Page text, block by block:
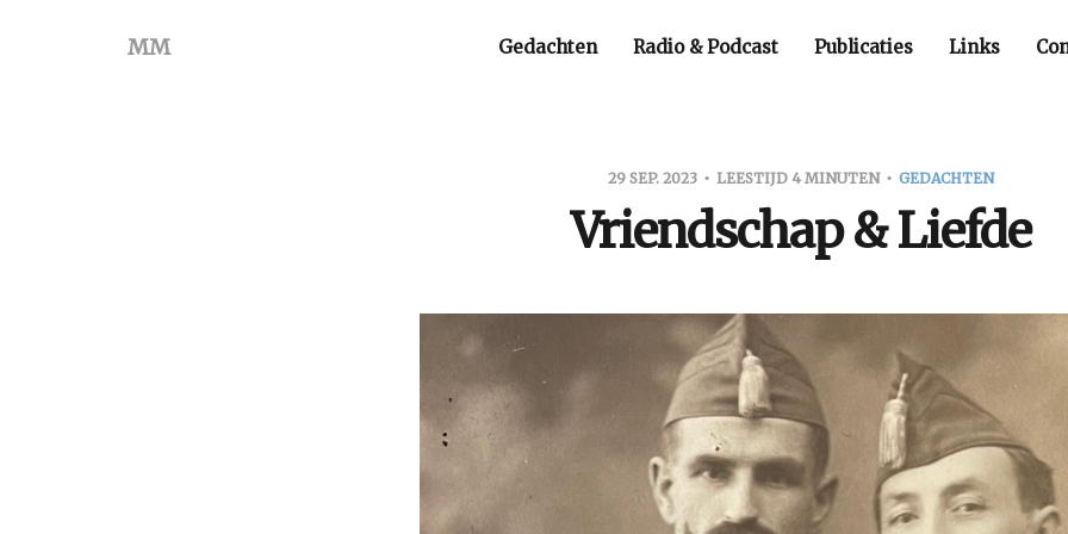
MM Gedachten Radio & Podcast Publicaties Links
29 SEP. 2023 LEESTIJD 4 MINUTEN GEDACHTEN
Vriendschap & Liefde